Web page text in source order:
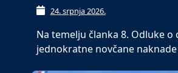
24. srpnja 2026.
Na temelju članka 8. Odluke o
jednokratne novčane